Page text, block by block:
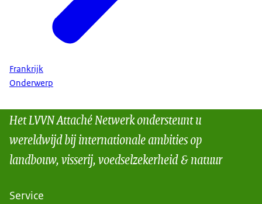
Frankrijk
Onderwerp
Het LVVN Attaché Netwerk ondersteunt u
wereldwijd bij internationale ambities op
landbouw, visserij, voedselzekerheid & natuur
Service